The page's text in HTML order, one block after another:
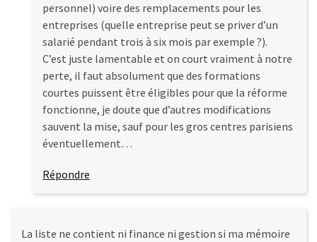
personnel) voire des remplacements pour les
entreprises (quelle entreprise peut se priver d’un
salarié pendant trois à six mois par exemple ?).
C’est juste lamentable et on court vraiment à notre
perte, il faut absolument que des formations
courtes puissent être éligibles pour que la réforme
fonctionne, je doute que d’autres modifications
sauvent la mise, sauf pour les gros centres parisiens
éventuellement…
Répondre
La liste ne contient ni finance ni gestion si ma mémoire